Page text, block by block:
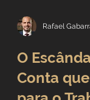
Rafael Gabarra